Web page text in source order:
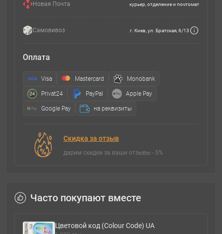
Новая Почта курьер, отделение и почтомат
Самовивоз г. Киев, ул. Братская, 6/13
Оплата
Visa Mastercard Monobank
Privat24 PayPal Apple Pay
Google Pay на реквизиты
Скидка за отзыв
дарим скидки за ваши отзывы - 5%
Часто покупают вместе
Цветовой код (Colour Code) UA